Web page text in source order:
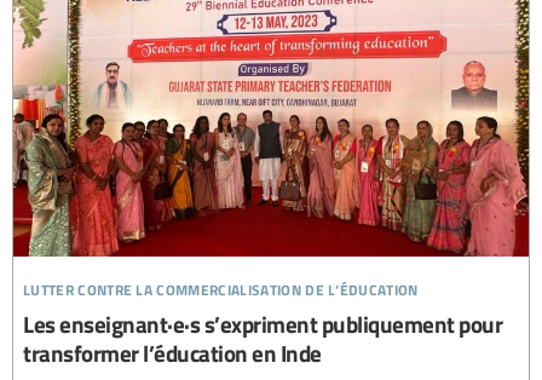
lutter contre la commercialisation de l’éducation
Les enseignant·e·s s’expriment publiquement pour
transformer l’éducation en Inde